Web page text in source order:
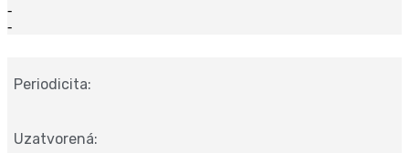
-
-
Periodicita:
Uzatvorená: